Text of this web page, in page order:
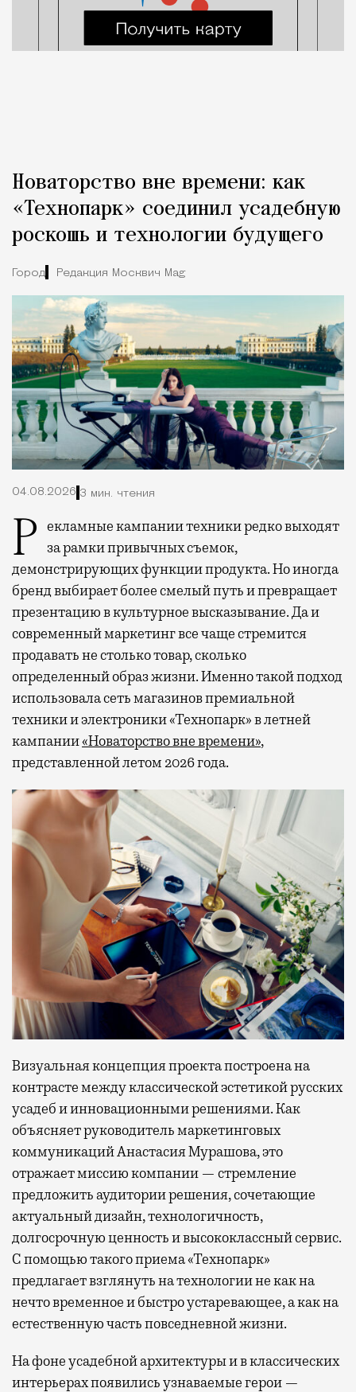
Новаторство вне времени: как
«Технопарк» соединил усадебную
роскошь и технологии будущего
Город Редакция Москвич Mag
04.08.2026 3 мин. чтения
Рекламные кампании техники редко выходят
за рамки привычных съемок,
демонстрирующих функции продукта. Но иногда
бренд выбирает более смелый путь и превращает
презентацию в культурное высказывание. Да и
современный маркетинг все чаще стремится
продавать не столько товар, сколько
определенный образ жизни. Именно такой подход
использовала сеть магазинов премиальной
техники и электроники «Технопарк» в летней
кампании«Новаторство вне времени»,
представленной летом 2026 года.
Визуальная концепция проекта построена на
контрасте между классической эстетикой русских
усадеб и инновационными решениями. Как
объясняет руководитель маркетинговых
коммуникаций Анастасия Мурашова, это
отражает миссию компании — стремление
предложить аудитории решения, сочетающие
актуальный дизайн, технологичность,
долгосрочную ценность и высококлассный сервис.
С помощью такого приема «Технопарк»
предлагает взглянуть на технологии не как на
нечто временное и быстро устаревающее, а как на
естественную часть повседневной жизни.
На фоне усадебной архитектуры и в классических
интерьерах появились узнаваемые герои —